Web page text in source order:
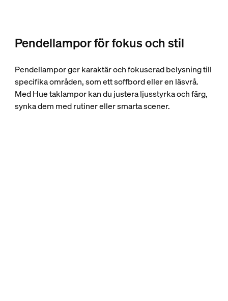
Pendellampor för fokus och stil
Pendellampor ger karaktär och fokuserad belysning till
specifika områden, som ett soffbord eller en läsvrå.
Med Hue taklampor kan du justera ljusstyrka och färg,
synka dem med rutiner eller smarta scener.